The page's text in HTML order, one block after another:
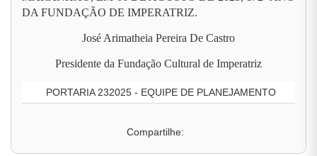
DA FUNDAÇÃO DE IMPERATRIZ.
José Arimatheia Pereira De Castro
Presidente da Fundação Cultural de Imperatriz
PORTARIA 232025 - EQUIPE DE PLANEJAMENTO
Compartilhe: